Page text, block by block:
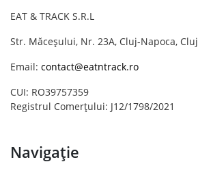
EAT & TRACK S.R.L
Str. Măceșului, Nr. 23A, Cluj-Napoca, Cluj
Email: contact@eatntrack.ro
CUI: RO39757359
Registrul Comerțului: J12/1798/2021
Navigație